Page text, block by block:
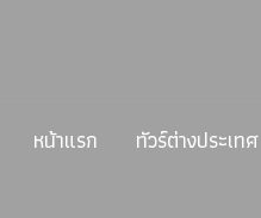
หน้าแรก ทัวร์ต่างประเทศ